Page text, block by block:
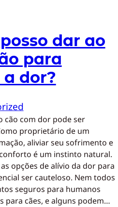
dar ao
para
dor?
cão com dor pode ser
proprietário de um
aliviar seu sofrimento e
é um instinto natural.
opções de alívio da dor para
ser cauteloso. Nem todos
seguros para humanos
para cães, e alguns podem…